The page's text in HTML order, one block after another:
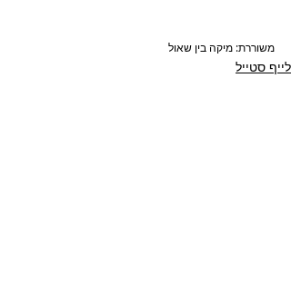
משוררת: מיקה בין שאול
לייף סטייל